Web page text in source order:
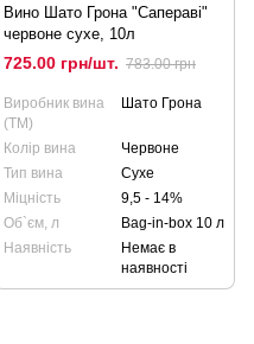
Вино Шато Грона "Сапераві"
червоне сухе, 10л
725.00 грн/шт. 783.00 грн
Виробник вина
(ТМ)
Шато Грона
Колір вина
Червоне
Тип вина
Сухе
Міцність
9,5 - 14%
Об`єм, л
Bag-in-box 10 л
Наявність
Немає в
наявності